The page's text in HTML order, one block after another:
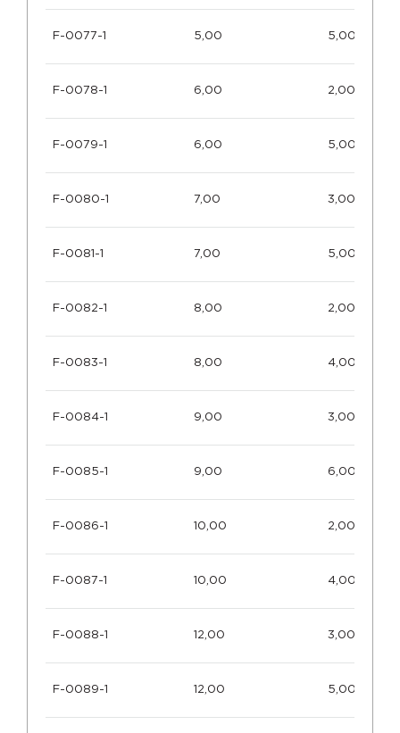
F-0077-1 5,00 5,00
F-0078-1 6,00 2,00
F-0079-1 6,00 5,00
F-0080-1 7,00 3,00
F-0081-1 7,00 5,00
F-0082-1 8,00 2,00
F-0083-1 8,00 4,00
F-0084-1 9,00 3,00
F-0085-1 9,00 6,00
F-0086-1 10,00 2,00
F-0087-1 10,00 4,00
F-0088-1 12,00 3,00
F-0089-1 12,00 5,00